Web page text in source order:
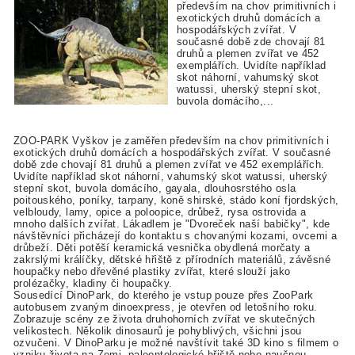
především na chov primitivních i
exotických druhů domácích a
hospodářských zvířat. V
současné době zde chovají 81
druhů a plemen zvířat ve 452
exemplářích. Uvidíte například
skot náhorní, vahumský skot
watussi, uherský stepní skot,
buvola domácího,...
ZOO-PARK Vyškov je zaměřen především na chov primitivních i
exotických druhů domácích a hospodářských zvířat. V současné
době zde chovají 81 druhů a plemen zvířat ve 452 exemplářích.
Uvidíte například skot náhorní, vahumský skot watussi, uherský
stepní skot, buvola domácího, gayala, dlouhosrstého osla
poitouského, poníky, tarpany, koně shirské, stádo koní fjordských,
velbloudy, lamy, opice a poloopice, drůbež, rysa ostrovida a
mnoho dalších zvířat. Lákadlem je "Dvoreček naší babičky", kde
návštěvníci přicházejí do kontaktu s chovanými kozami, ovcemi a
drůbeží. Děti potěší keramická vesnička obydlená morčaty a
zakrslými králíčky, dětské hřiště z přírodních materiálů, závěsné
houpačky nebo dřevěné plastiky zvířat, které slouží jako
prolézačky, kladiny či houpačky.
Sousedící DinoPark, do kterého je vstup pouze přes ZooPark
autobusem zvaným dinoexpress, je otevřen od letošního roku.
Zobrazuje scény ze života druhohorních zvířat ve skutečných
velikostech. Několik dinosaurů je pohyblivých, všichni jsou
ozvučeni. V DinoParku je možné navštívit také 3D kino s filmem o